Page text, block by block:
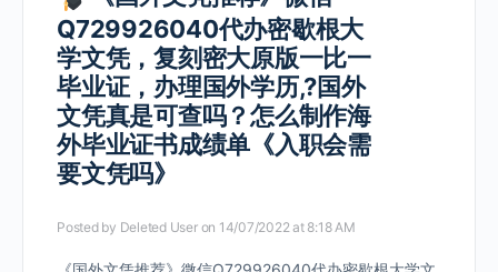
Q729926040代办密歇根大
学文凭，复刻密大原版一比一
毕业证，办理国外学历,?国外
文凭真是可查吗？怎么制作海
外毕业证书成绩单《入职会需
要文凭吗》
Posted by Deleted User on 14/07/2022 at 8:18 AM